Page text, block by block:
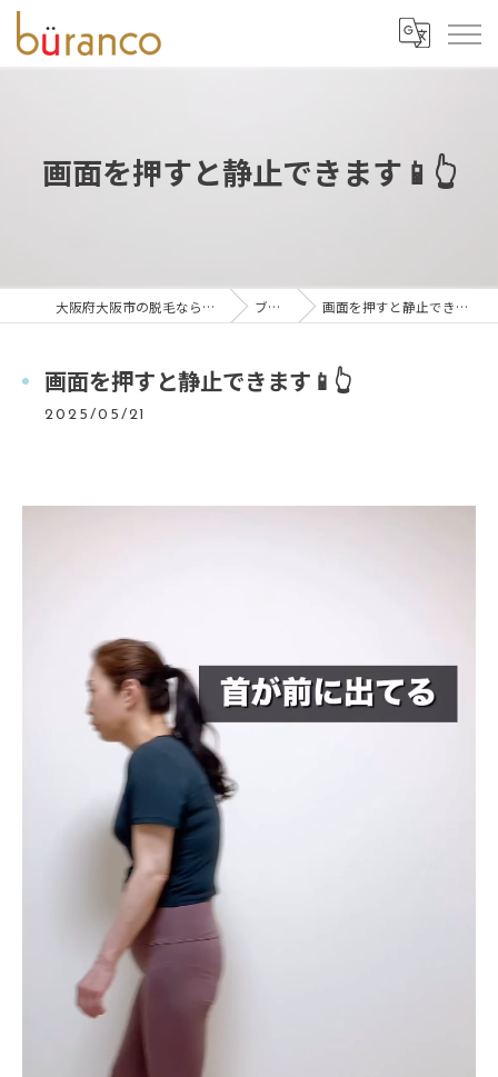
画面を押すと静止できます📱👆
大阪府大阪市の脱毛ならbüranco ブログ 画面を押すと静止できます📱👆
画面を押すと静止できます📱👆
2025/05/21